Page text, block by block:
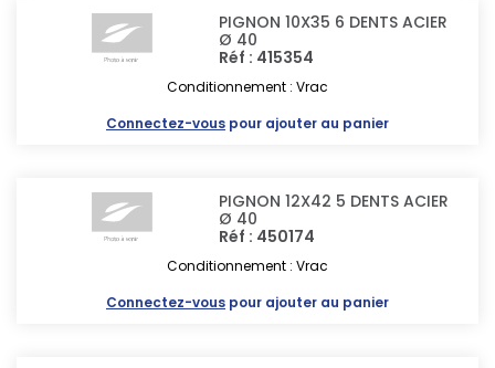
PIGNON 10X35 6 DENTS ACIER
Ø 40
Réf : 415354
Conditionnement : Vrac
Connectez-vous pour ajouter au panier
PIGNON 12X42 5 DENTS ACIER
Ø 40
Réf : 450174
Conditionnement : Vrac
Connectez-vous pour ajouter au panier